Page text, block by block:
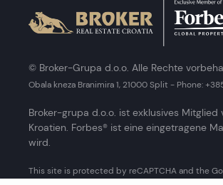
© Broker-Grupa d.o.o. Alle Rechte
Obala kneza Branimira 1, 21000 Split - Phone:
Broker-grupa d.o.o. ist exklusives
Kroatien. Forbes® ist eine eingetragene
wird.
This site is protected by reCAPTCHA and the